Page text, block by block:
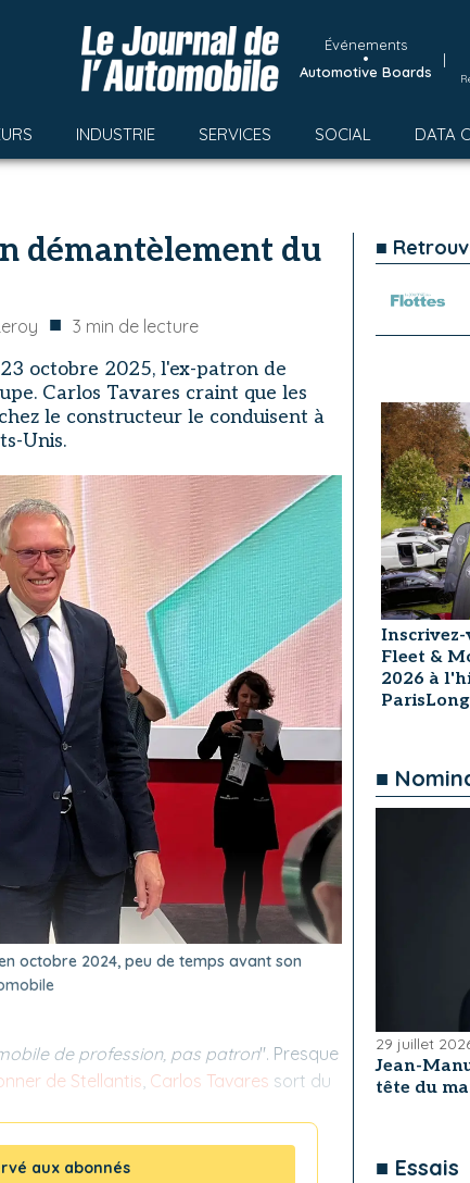
Événements
•
Automotive Boards
|
INDUSTRIE SERVICES SOCIAL DATA
démantèlement du
■ 3 min de lecture
octobre 2025, l'ex-patron de
Carlos Tavares craint que les
le constructeur le conduisent à
Unis.
octobre 2024, peu de temps avant son
de profession, pas patron". Presque
de Stellantis Carlos Tavares sort du
aux abonnés
■
Fleet &
2026 à
■
29 juillet
Jean-
tête du
■ Essais